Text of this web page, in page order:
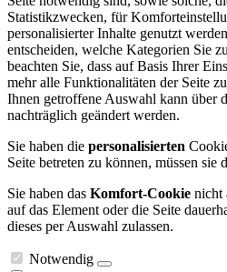
Statistikzwecken, für
personalisierter Inhalte genutzt
entscheiden, welche Kategorien Sie
beachten Sie, dass auf Basis Ihrer
mehr alle Funktionalitäten der Seite
Ihnen getroffene Auswahl kann über
nachträglich geändert werden.
Sie haben die personalisierten
Seite betreten zu können, müssen sie
Sie haben das Komfort-Cookie nicht
auf das Element oder die Seite
dieses per Auswahl zulassen.
Notwendig